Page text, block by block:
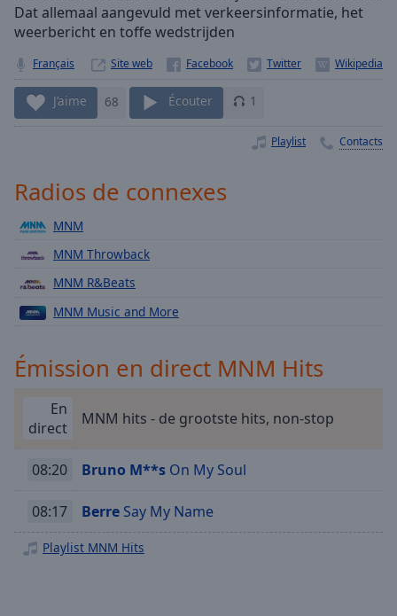
currently
behind
Remaining
Time-
Descriptions
descriptions
subtitles
settings
subtitles
dialog
subtitles
off,
Dat allemaal aangevuld met verkeersinformatie, het
weerbericht en toffe wedstrijden
Français Site web
J’aime 68 Écouter 1
Playlist Contacts
Radios de connexes
MNM
MNM Throwback
MNM R&Beats
MNM Music and More
Émission en direct MNM Hits
En
direct
MNM hits - de grootste hits, non-stop
08:20 Bruno M**s On My Soul
08:17 Berre Say My Name
Playlist MNM Hits